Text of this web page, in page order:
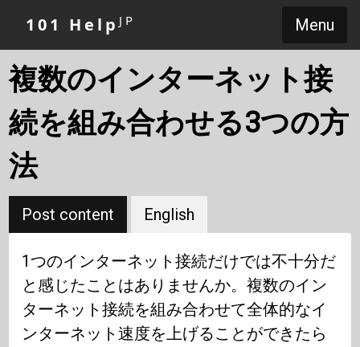
Menu
101 HelpJP
複数のインターネット接
続を組み合わせる3つの方
法
Post content English
1つのインターネット接続だけでは不十分だ
と感じたことはありませんか。複数のイン
ターネット接続を組み合わせて全体的なイ
ンターネット速度を上げることができたら